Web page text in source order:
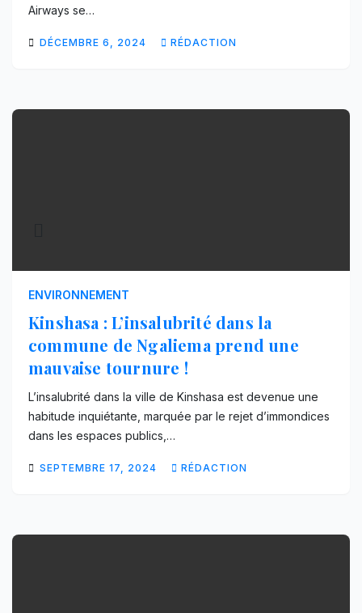
Airways se…
DÉCEMBRE 6, 2024 RÉDACTION
ENVIRONNEMENT
Kinshasa : L’insalubrité dans la
commune de Ngaliema prend une
mauvaise tournure !
L’insalubrité dans la ville de Kinshasa est devenue une
habitude inquiétante, marquée par le rejet d’immondices
dans les espaces publics,…
SEPTEMBRE 17, 2024 RÉDACTION